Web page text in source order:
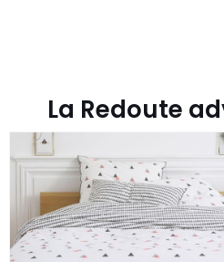
La Redoute